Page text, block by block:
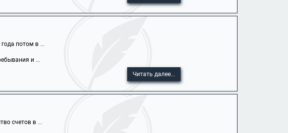
потом в ...
и ...
Читать далее...
счетов в ...